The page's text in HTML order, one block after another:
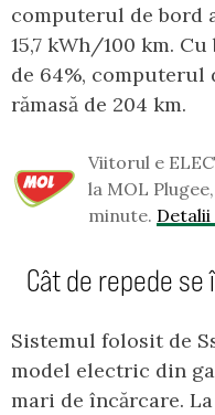
computerul de bord
15,7 kWh/100 km.
de 64%, computerul
rămasă de 204 km.
Viitorul e
la MOL
minute. Detalii
Cât de repede se
Sistemul folosit de
model electric din
mari de încărcare.